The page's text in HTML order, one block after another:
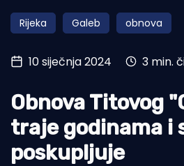
Obala
Otoci
Turizam i nautika
Pomorstvo
Ribolov
Ekologija
Rijeka Galeb obnova
10 siječnja 2024 3 min.
Obnova Titovog
traje godinama i
poskupljuje